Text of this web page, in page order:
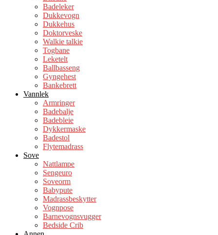
Badeleker
Dukkevogn
Dukkehus
Doktorveske
Walkie talkie
Togbane
Leketelt
Ballbasseng
Gyngehest
Bankebrett
Vannlek
Armringer
Badebalje
Badebleie
Dykkermaske
Badestol
Flytemadrass
Sove
Nattlampe
Sengeuro
Soveorm
Babypute
Madrassbeskytter
Vognpose
Barnevognsvugger
Bedside Crib